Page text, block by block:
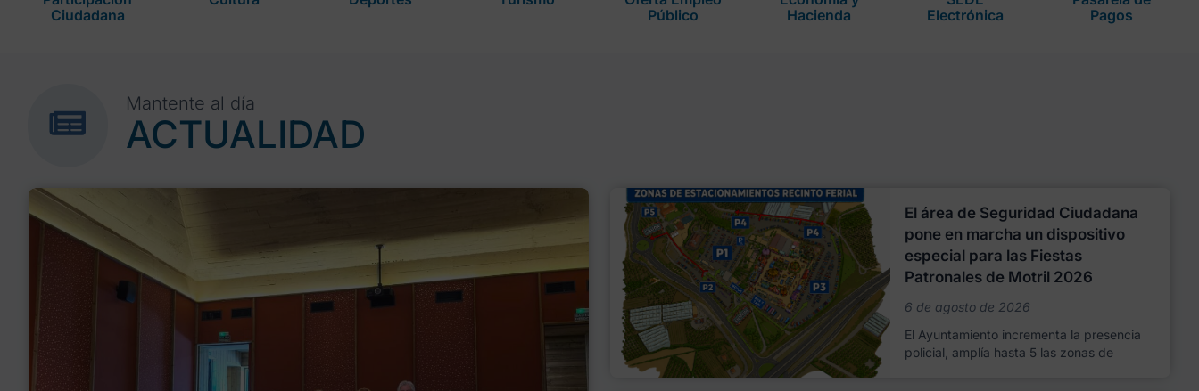
Ciudadana
Público
Hacienda
Electrónica
Pagos
Mantente al día
ACTUALIDAD
El área de Seguridad Ciudadana
pone en marcha un dispositivo
especial para las Fiestas
Patronales de Motril 2026
6 de agosto de 2026
El Ayuntamiento incrementa la presencia
policial, amplía hasta 5 las zonas de